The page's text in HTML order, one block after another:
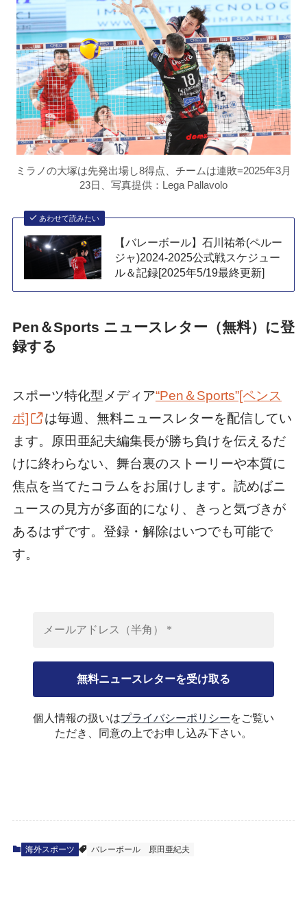
ミラノの大塚は先発出場し8得点、チームは連敗=2025年3月
23日、写真提供：Lega Pallavolo
あわせて読みたい
【バレーボール】石川祐希(ペルー
ジャ)2024-2025公式戦スケジュー
ル＆記録[2025年5/19最終更新]
Pen＆Sports ニュースレター（無料）に登
録する
スポーツ特化型メディア“Pen＆Sports”[ペンス
ポ]
は毎週、無料ニュースレターを配信してい
ます。原田亜紀夫編集長が勝ち負けを伝えるだ
けに終わらない、舞台裏のストーリーや本質に
焦点を当てたコラムをお届けします。読めばニ
ュースの見方が多面的になり、きっと気づきが
あるはずです。登録・解除はいつでも可能で
す。
個人情報の扱いはプライバシーポリシーをご覧い
ただき、同意の上でお申し込み下さい。
海外スポーツ バレーボール 原田亜紀夫